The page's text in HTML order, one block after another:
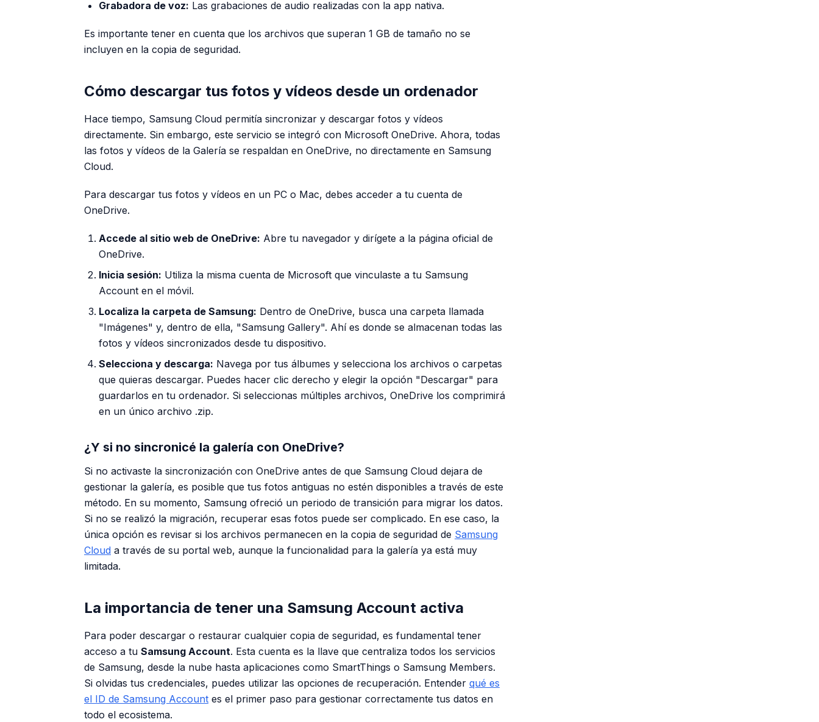
Grabadora de voz: Las grabaciones de audio realizadas con la app nativa.
Es importante tener en cuenta que los archivos que superan 1 GB de tamaño no se
incluyen en la copia de seguridad.
Cómo descargar tus fotos y vídeos desde un ordenador
Hace tiempo, Samsung Cloud permitía sincronizar y descargar fotos y vídeos
directamente. Sin embargo, este servicio se integró con Microsoft OneDrive. Ahora, todas
las fotos y vídeos de la Galería se respaldan en OneDrive, no directamente en Samsung
Cloud.
Para descargar tus fotos y vídeos en un PC o Mac, debes acceder a tu cuenta de
OneDrive.
Accede al sitio web de OneDrive: Abre tu navegador y dirígete a la página oficial de
OneDrive.
Inicia sesión: Utiliza la misma cuenta de Microsoft que vinculaste a tu Samsung
Account en el móvil.
Localiza la carpeta de Samsung: Dentro de OneDrive, busca una carpeta llamada
"Imágenes" y, dentro de ella, "Samsung Gallery". Ahí es donde se almacenan todas las
fotos y vídeos sincronizados desde tu dispositivo.
Selecciona y descarga: Navega por tus álbumes y selecciona los archivos o carpetas
que quieras descargar. Puedes hacer clic derecho y elegir la opción "Descargar" para
guardarlos en tu ordenador. Si seleccionas múltiples archivos, OneDrive los comprimirá
en un único archivo .zip.
¿Y si no sincronicé la galería con OneDrive?
Si no activaste la sincronización con OneDrive antes de que Samsung Cloud dejara de
gestionar la galería, es posible que tus fotos antiguas no estén disponibles a través de este
método. En su momento, Samsung ofreció un periodo de transición para migrar los datos.
Si no se realizó la migración, recuperar esas fotos puede ser complicado. En ese caso, la
única opción es revisar si los archivos permanecen en la copia de seguridad de Samsung
Cloud a través de su portal web, aunque la funcionalidad para la galería ya está muy
limitada.
La importancia de tener una Samsung Account activa
Para poder descargar o restaurar cualquier copia de seguridad, es fundamental tener
acceso a tu Samsung Account. Esta cuenta es la llave que centraliza todos los servicios
de Samsung, desde la nube hasta aplicaciones como SmartThings o Samsung Members.
Si olvidas tus credenciales, puedes utilizar las opciones de recuperación. Entender qué es
el ID de Samsung Account es el primer paso para gestionar correctamente tus datos en
todo el ecosistema.